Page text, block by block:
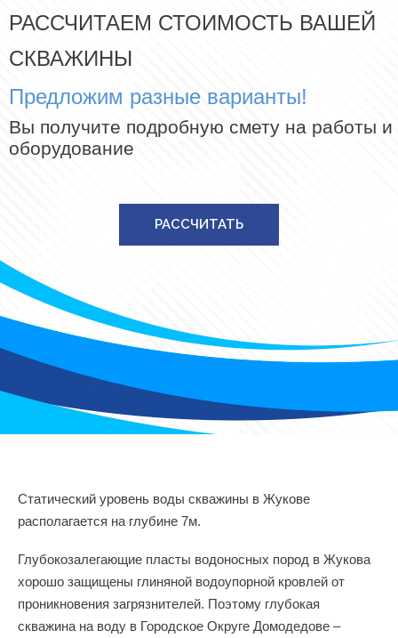
РАССЧИТАЕМ СТОИМОСТЬ ВАШЕЙ
СКВАЖИНЫ
Предложим разные варианты!
Вы получите подробную смету на работы и
оборудование
РАССЧИТАТЬ
Статический уровень воды скважины в Жукове
располагается на глубине 7м.
Глубокозалегающие пласты водоносных пород в Жукова
хорошо защищены глиняной водоупорной кровлей от
проникновения загрязнителей. Поэтому глубокая
скважина на воду в Городское Округе Домодедове –